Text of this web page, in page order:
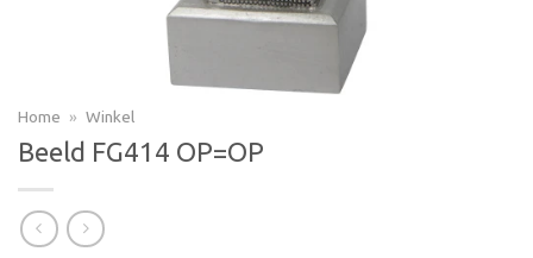
Home » Winkel
Beeld FG414 OP=OP